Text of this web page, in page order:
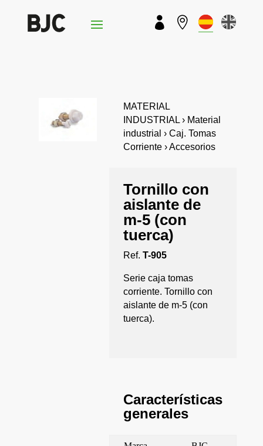
 
MATERIAL
INDUSTRIAL › Material
industrial › Caj. Tomas
Corriente › Accesorios
Tornillo con
aislante de
m-5 (con
tuerca)
Ref.T-905
Serie caja tomas
corriente. Tornillo con
aislante de m-5 (con
tuerca).
Características
generales